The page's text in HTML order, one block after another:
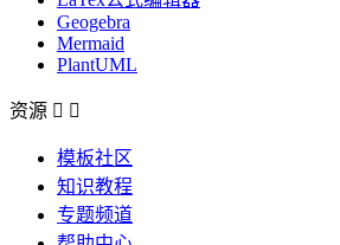
Geogebra
Mermaid
PlantUML
资源  
模板社区
知识教程
专题频道